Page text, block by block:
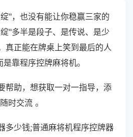
"，也没有能让你稳赢三家的
"多半是段子、是传说、是少
真正能在牌桌上笑到最后的人
靠程序控牌麻将机。
帮助，想获取一对一指导，添
时交流 。
多少钱;普通麻将机程序控牌器